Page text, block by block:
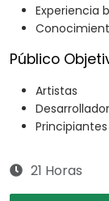
Experiencia
Público
Artistas
21 Horas